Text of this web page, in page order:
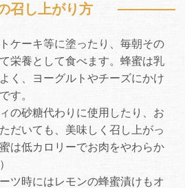
召し上がり方
ケーキ等に塗ったり、毎朝その
栄養として食べます。蜂蜜は乳
く、ヨーグルトやチーズにかけ
す。
の砂糖代わりに使用したり、お
だいても、美味しく召し上がっ
は低カロリーでお肉をやわらか
ツ時にはレモンの蜂蜜漬けもオ